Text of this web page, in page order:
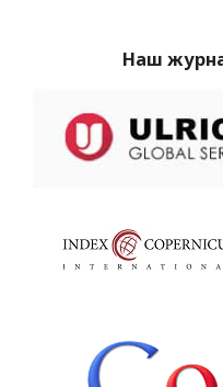
Наш